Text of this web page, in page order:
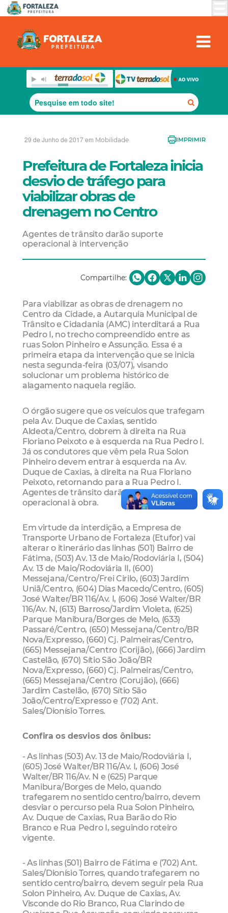
29 de Junho de 2017 em Mobilidade IMPRIMIR
Prefeitura de Fortaleza inicia
desvio de tráfego para
viabilizar obras de
drenagem no Centro
Agentes de trânsito darão suporte
operacional à intervenção
Compartilhe:
Para viabilizar as obras de drenagem no
Centro da Cidade, a Autarquia Municipal de
Trânsito e Cidadania (AMC) interditará a Rua
Pedro I, no trecho compreendido entre as
ruas Solon Pinheiro e Assunção. Essa é a
primeira etapa da intervenção que se inicia
nesta segunda-feira (03/07), visando
solucionar um problema histórico de
alagamento naquela região.
O órgão sugere que os veículos que trafegam
pela Av. Duque de Caxias, sentido
Aldeota/Centro, dobrem à direita na Rua
Floriano Peixoto e à esquerda na Rua Pedro I.
Já os condutores que vêm pela Rua Solon
Pinheiro devem entrar à esquerda na Av.
Duque de Caxias, à direita na Rua Floriano
Peixoto, retornando para a Rua Pedro I.
Agentes de trânsito darão suporte
operacional à obra.
Em virtude da interdição, a Empresa de
Transporte Urbano de Fortaleza (Etufor) vai
alterar o itinerário das linhas (501) Bairro de
Fátima, (503) Av. 13 de Maio/Rodoviária I, (504)
Av. 13 de Maio/Rodoviária II, (600)
Messejana/Centro/Frei Cirilo, (603) Jardim
Uniã/Centro, (604) Dias Macedo/Centro, (605)
José Walter/BR 116/Av. I, (606) José Walter/BR
116/Av. N, (613) Barroso/Jardim Violeta, (625)
Parque Manibura/Borges de Melo, (633)
Passaré/Centro, (650) Messejana/Centro/BR
Nova/Expresso, (660) Cj. Palmeiras/Centro,
(665) Messejana/Centro (Corijão), (666) Jardim
Castelão, (670) Sítio São João/BR
Nova/Expresso, (660) Cj. Palmeiras/Centro,
(665) Messejana/Centro (Corujão), (666)
Jardim Castelão, (670) Sítio São
João/Centro/Expresso e (702) Ant.
Sales/Dionísio Torres.
Confira os desvios dos ônibus:
- As linhas (503) Av. 13 de Maio/Rodoviária I,
(605) José Walter/BR 116/Av. I, (606) José
Walter/BR 116/Av. N e (625) Parque
Manibura/Borges de Melo, quando
trafegarem no sentido centro/bairro, devem
desviar o percurso pela Rua Solon Pinheiro,
Av. Duque de Caxias, Rua Barão do Rio
Branco e Rua Pedro I, seguindo roteiro
vigente.
- As linhas (501) Bairro de Fátima e (702) Ant.
Sales/Dionísio Torres, quando trafegarem no
sentido centro/bairro, devem seguir pela Rua
Solon Pinheiro, Av. Duque de Caxias, Av.
Visconde do Rio Branco, Rua Clarindo de